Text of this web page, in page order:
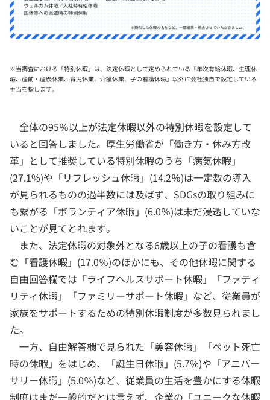
※当調査における「特別休暇」は、法定休暇として定められている「年次有給休暇、生理休
暇、産前・産後休業、育児休業、介護休業、子の看護休暇」以外に会社独自で設定している
手当を指します。
全体の95％以上が法定休暇以外の特別休暇を設定して
いると回答しました。厚生労働省が「働き方・休み方改
革」として推奨している特別休暇のうち「病気休暇」
(27.1%)や「リフレッシュ休暇」(14.2％)は一定数の導入
が見られるものの過半数には及ばず、SDGsの取り組みに
も繋がる「ボランティア休暇」(6.0％)は未だ浸透していな
いことが見てとれます。
また、法定休暇の対象外となる6歳以上の子の看護も含
む「看護休暇」(17.0％)のほかにも、その他休暇に関する
自由回答欄では「ライフヘルスサポート休暇」「ファティ
リティ休暇」「ファミリーサポート休暇」など、従業員が
家族をサポートするための特別休暇制度が多数見られまし
た。
一方、自由解答欄で見られた「美容休暇」「ペット死亡
時の休暇」をはじめ、「誕生日休暇」(5.7%)や「アニバー
サリー休暇」(5.0％)など、従業員の生活を豊かにする休暇
制度はまだ一般的だとは言えず、企業の「ユニークな休暇